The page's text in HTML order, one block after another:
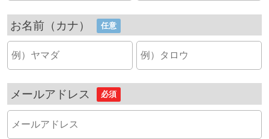
お名前（カナ） 任意
メールアドレス 必須